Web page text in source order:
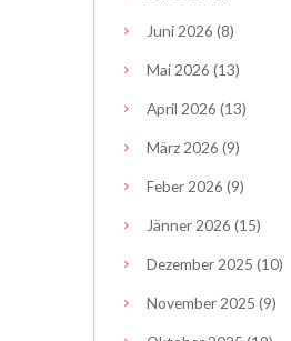
Juni 2026 (8)
Mai 2026 (13)
April 2026 (13)
März 2026 (9)
Feber 2026 (9)
Jänner 2026 (15)
Dezember 2025 (10)
November 2025 (9)